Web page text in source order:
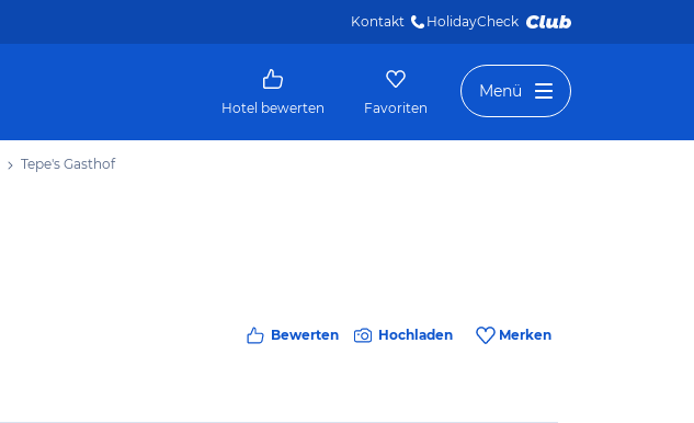
Kontakt HolidayCheck
Hotel bewerten Favoriten
Menü
Tepe's Gasthof
Bewerten Hochladen Merken